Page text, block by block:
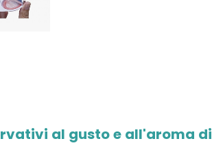
al gusto e all'aroma di